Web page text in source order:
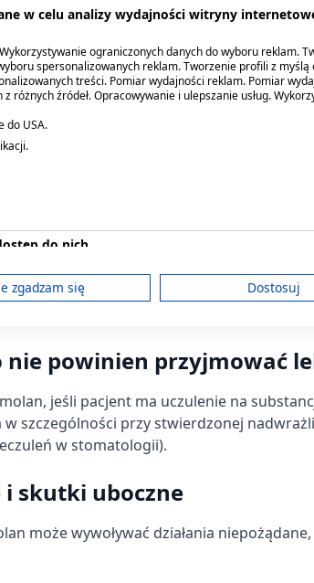
leczenia
decyduje lekarz.
lub jej pominięcie
dawki leku, należy niezwłocznie
nie powinien przyjmować
jeśli pacjent ma uczulenie na
w szczególności przy stwierdzonej
w stomatologii).
i skutki uboczne
może wywoływać działania
w celu analizy wydajności witryny
ograniczonych danych do wyboru reklam.
spersonalizowanych reklam. Tworzenie profili z myślą
treści. Pomiar wydajności reklam. Pomiar
różnych źródeł. Opracowywanie i ulepszanie usług.
do USA.
do nich
reklam
reklam
treści
danych z różnych źródeł
zgadzam się Dostosuj